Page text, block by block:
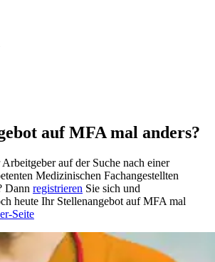
auf MFA mal anders?
auf der Suche nach einer
Medizinischen Fachangestellten
Dann registrieren Sie sich und
heute Ihr Stellenangebot auf MFA mal
Seite